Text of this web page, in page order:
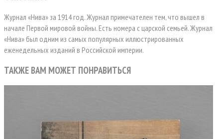
Журнал «Нива» за 1914 год. Журнал примечателен тем, что вышел в
начале Первой мировой войны. Есть номера с царской семьей. Журнал
«Нива» был одним из самых популярных иллюстрированных
еженедельных изданий в Российской империи.
ТАКЖЕ ВАМ МОЖЕТ ПОНРАВИТЬСЯ